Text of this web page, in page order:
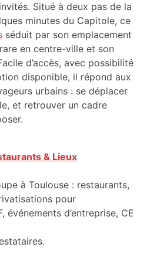
Situé à deux pas de la
minutes du Capitole, ce
séduit par son emplacement
en centre-ville et son
d’accès, avec possibilité
disponible, il répond aux
urbains : se déplacer
et retrouver un cadre
& Lieux
à Toulouse : restaurants,
pour
événements d’entreprise, CE